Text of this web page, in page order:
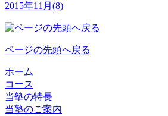
2015年11月(8)
ページの先頭へ戻る
ホーム
コース
当塾の特長
当塾のご案内